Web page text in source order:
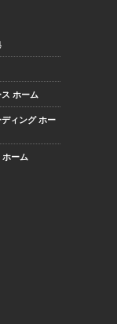
ホーム
ィング ホー
ーム